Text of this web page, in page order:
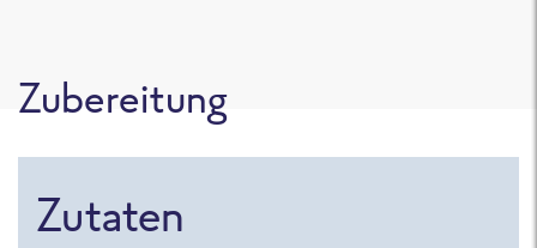
Zubereitung
Zutaten